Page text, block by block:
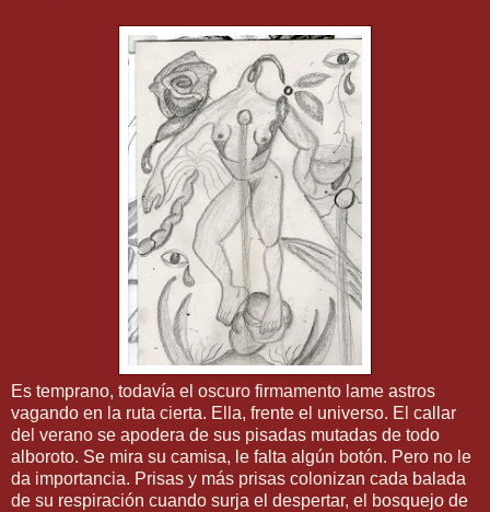
Es temprano, todavía el oscuro firmamento lame astros
vagando en la ruta cierta. Ella, frente el universo. El callar
del verano se apodera de sus pisadas mutadas de todo
alboroto. Se mira su camisa, le falta algún botón. Pero no le
da importancia. Prisas y más prisas colonizan cada balada
de su respiración cuando surja el despertar, el bosquejo de